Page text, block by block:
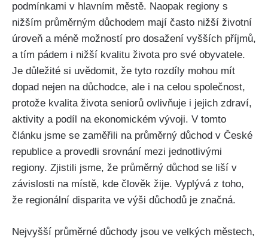
podmínkami v hlavním městě. Naopak regiony s
nižším průměrným důchodem mají často nižší životní
úroveň a méně možností pro dosažení vyšších příjmů,
a tím pádem i nižší kvalitu života pro své obyvatele.
Je důležité si uvědomit, že tyto rozdíly mohou mít
dopad nejen na důchodce, ale i na celou společnost,
protože kvalita života seniorů ovlivňuje i jejich zdraví,
aktivity a podíl na ekonomickém vývoji. V tomto
článku jsme se zaměřili na průměrný důchod v České
republice a provedli srovnání mezi jednotlivými
regiony. Zjistili jsme, že průměrný důchod se liší v
závislosti na místě, kde člověk žije. Vyplývá z toho,
že regionální disparita ve výši důchodů je značná.
Nejvyšší průměrné důchody jsou ve velkých městech,